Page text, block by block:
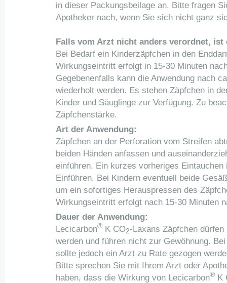
in dieser Packungsbeilage an. Bitte fragen
Apotheker nach, wenn Sie sich nicht ganz
Falls vom Arzt nicht anders verordnet, ist
Bei Bedarf ein Kinderzäpfchen in den
Wirkungseintritt erfolgt in 15-30 Minuten
Gegebenenfalls kann die Anwendung nach
wiederholt werden. Es stehen Zäpfchen in
Kinder und Säuglinge zur Verfügung. Zu
Zäpfchenstärke.
Art der Anwendung:
Zäpfchen an der Perforation vom Streifen
beiden Händen anfassen und
einführen. Ein kurzes vorheriges
Einführen. Bei Kindern eventuell beide
um ein sofortiges Herauspressen des
Wirkungseintritt erfolgt nach 15-30 Minuten
Dauer der Anwendung:
Lecicarbon® K CO2-Laxans Zäpfchen
werden und führen nicht zur Gewöhnung.
sollte jedoch ein Arzt zu Rate gezogen
Bitte sprechen Sie mit Ihrem Arzt oder
haben, dass die Wirkung von Lecicarbon® K